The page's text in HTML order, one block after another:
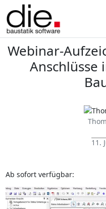
Webinar-
Anschlüsse
11.
Ab sofort verfügbar: